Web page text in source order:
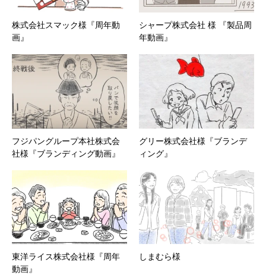
株式会社スマック様『周年動
画』
シャープ株式会社 様 『製品周
年動画』
フジパングループ本社株式会
社様『ブランディング動画』
グリー株式会社様『ブランデ
ィング』
東洋ライス株式会社様『周年
動画』
しまむら様